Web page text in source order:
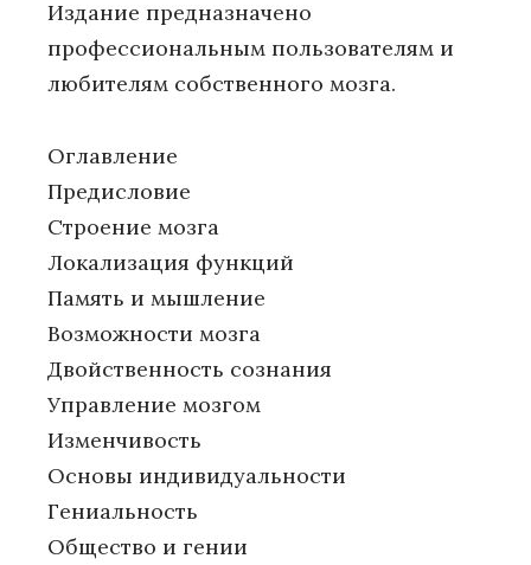
Издание предназначено
профессиональным пользователям и
любителям собственного мозга.
Оглавление
Предисловие
Строение мозга
Локализация функций
Память и мышление
Возможности мозга
Двойственность сознания
Управление мозгом
Изменчивость
Основы индивидуальности
Гениальность
Общество и гении